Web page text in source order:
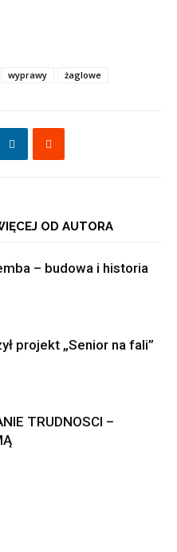
wyprawy żaglowe
OD AUTORA
– budowa i historia
projekt „Senior na fali”
TRUDNOSCI –